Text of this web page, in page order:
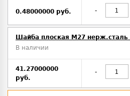
0.48000000 руб. -
Шайба плоская М27 нерж.сталь
В наличии
41.27000000
руб.
-